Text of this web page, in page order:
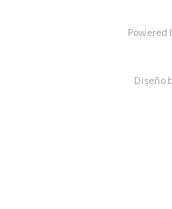
Powered
Diseño